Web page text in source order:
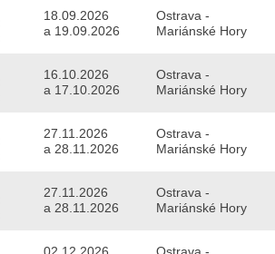
18.09.2026
a 19.09.2026
Ostrava -
Mariánské Hory
16.10.2026
a 17.10.2026
Ostrava -
Mariánské Hory
27.11.2026
a 28.11.2026
Ostrava -
Mariánské Hory
27.11.2026
a 28.11.2026
Ostrava -
Mariánské Hory